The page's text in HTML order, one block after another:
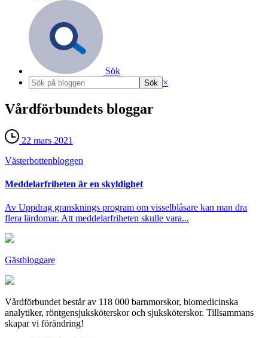
Sök
×
Vårdförbundets bloggar
22 mars 2021
Västerbotten­bloggen
Meddelarfriheten är en skyldighet
Av Uppdrag gransknings program om visselblåsare kan man dra
flera lärdomar. Att meddelarfriheten skulle vara...
Gästbloggare
Vårdförbundet består av 118 000 barnmorskor, biomedicinska
analytiker, röntgensjuksköterskor och sjuksköterskor. Tillsammans
skapar vi förändring!